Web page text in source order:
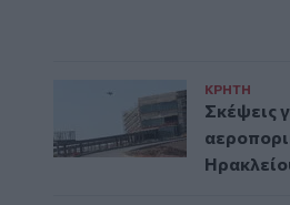
ΚΡΗΤΗ
Σκέψεις